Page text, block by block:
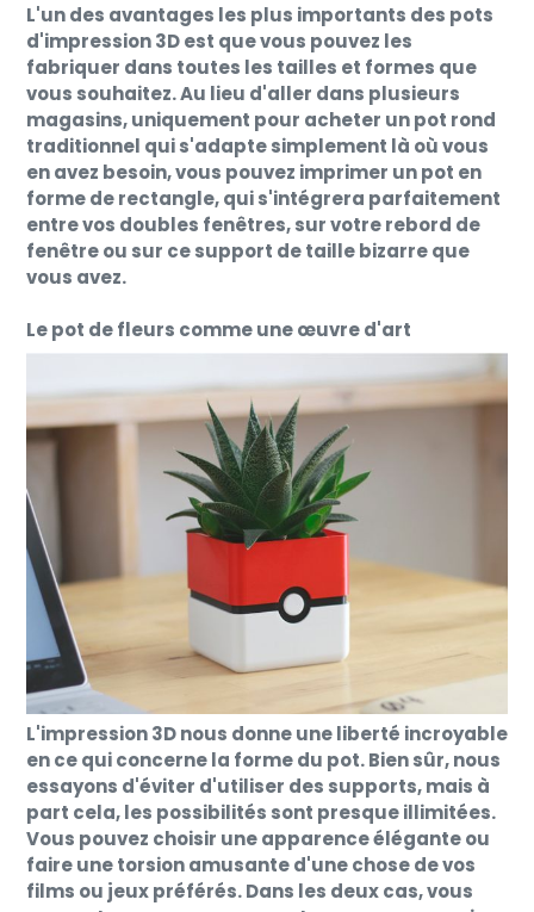
L'un des avantages les plus importants des pots
d'impression 3D est que vous pouvez les
fabriquer dans toutes les tailles et formes que
vous souhaitez. Au lieu d'aller dans plusieurs
magasins, uniquement pour acheter un pot rond
traditionnel qui s'adapte simplement là où vous
en avez besoin, vous pouvez imprimer un pot en
forme de rectangle, qui s'intégrera parfaitement
entre vos doubles fenêtres, sur votre rebord de
fenêtre ou sur ce support de taille bizarre que
vous avez.
Le pot de fleurs comme une œuvre d'art
L'impression 3D nous donne une liberté incroyable
en ce qui concerne la forme du pot. Bien sûr, nous
essayons d'éviter d'utiliser des supports, mais à
part cela, les possibilités sont presque illimitées.
Vous pouvez choisir une apparence élégante ou
faire une torsion amusante d'une chose de vos
films ou jeux préférés. Dans les deux cas, vous